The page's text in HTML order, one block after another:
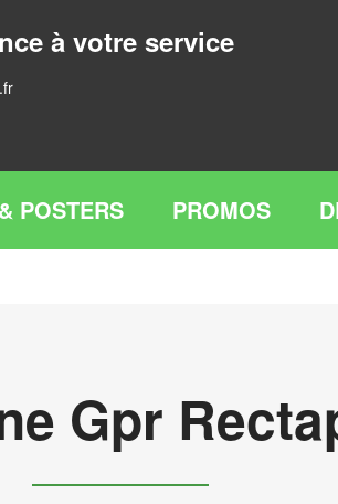
à votre service
POSTERS PROMOS
Gpr